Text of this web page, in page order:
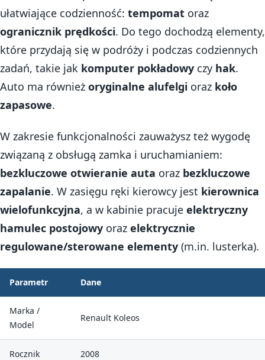
ułatwiające codzienność: tempomat oraz
ogranicznik prędkości. Do tego dochodzą elementy,
które przydają się w podróży i podczas codziennych
zadań, takie jak komputer pokładowy czy hak.
Auto ma również oryginalne alufelgi oraz koło
zapasowe.
W zakresie funkcjonalności zauważysz też wygodę
związaną z obsługą zamka i uruchamianiem:
bezkluczowe otwieranie auta oraz bezkluczowe
zapalanie. W zasięgu ręki kierowcy jest kierownica
wielofunkcyjna, a w kabinie pracuje elektryczny
hamulec postojowy oraz elektrycznie
regulowane/sterowane elementy (m.in. lusterka).
Parametr Dane
Marka /
Model
Renault Koleos
Rocznik 2008